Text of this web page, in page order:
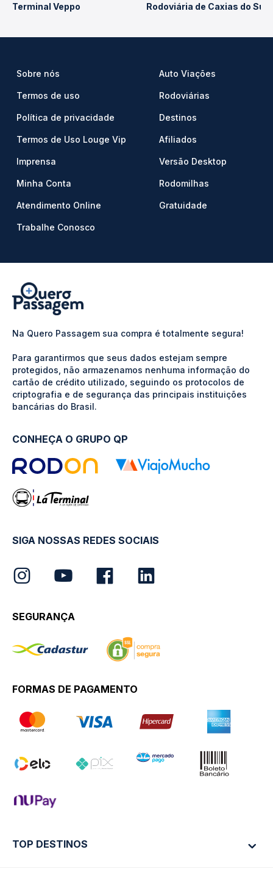
Terminal Veppo Rodoviária de Caxias do Sul
Sobre nós
Termos de uso
Política de privacidade
Termos de Uso Louge Vip
Imprensa
Minha Conta
Atendimento Online
Trabalhe Conosco
Auto Viações
Rodoviárias
Destinos
Afiliados
Versão Desktop
Rodomilhas
Gratuidade
Na Quero Passagem sua compra é totalmente segura!
Para garantirmos que seus dados estejam sempre
protegidos, não armazenamos nenhuma informação do
cartão de crédito utilizado, seguindo os protocolos de
criptografia e de segurança das principais instituições
bancárias do Brasil.
CONHEÇA O GRUPO QP
SIGA NOSSAS REDES SOCIAIS
SEGURANÇA
FORMAS DE PAGAMENTO
TOP DESTINOS